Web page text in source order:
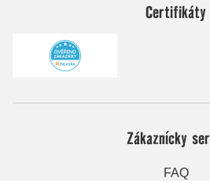
Certifikáty
Zákaznícky
FAQ